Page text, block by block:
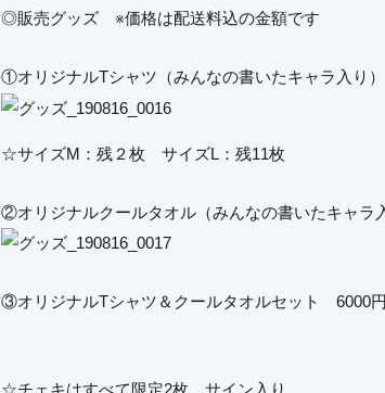
◎販売グッズ ※価格は配送料込の金額です
①オリジナルTシャツ（みんなの書いたキャラ入り
☆サイズM：残２枚 サイズL：残11枚
②オリジナルクールタオル（みんなの書いたキャラ
③オリジナルTシャツ＆クールタオルセット 6000円
☆チェキはすべて限定2枚、サイン入り